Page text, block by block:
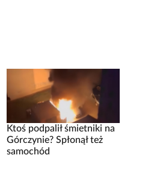
Ktoś podpalił śmietniki na
Górczynie? Spłonął też
samochód